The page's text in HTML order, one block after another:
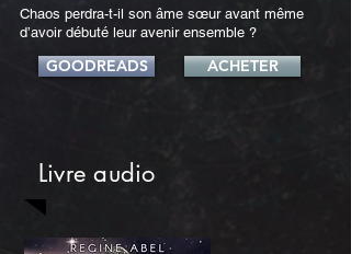
Chaos perdra-t-il son âme sœur avant même
d’avoir débuté leur avenir ensemble ?
GOODREADS ACHETER
Livre audio